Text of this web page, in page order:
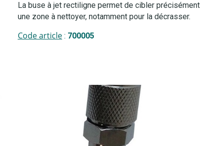
La buse à jet rectiligne permet de cibler précisément
une zone à nettoyer, notamment pour la décrasser.
Code article: 700005